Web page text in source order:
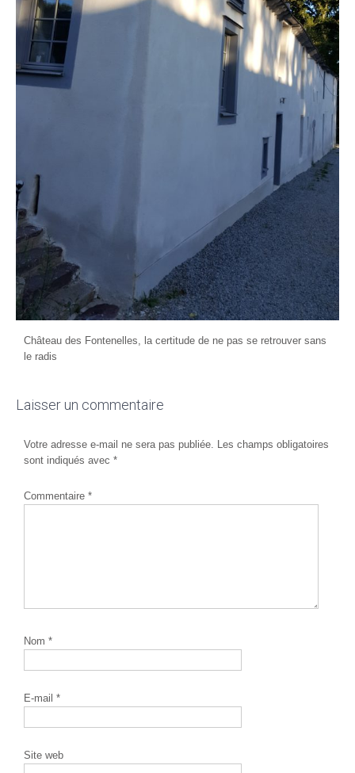
Château des Fontenelles, la certitude de ne pas se retrouver sans
le radis
Laisser un commentaire
Votre adresse e-mail ne sera pas publiée. Les champs obligatoires
sont indiqués avec *
Commentaire *
Nom *
E-mail *
Site web